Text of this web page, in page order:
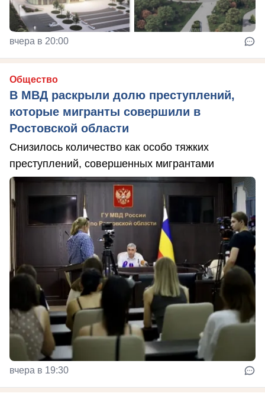
вчера в 20:00
Общество
В МВД раскрыли долю преступлений,
которые мигранты совершили в
Ростовской области
Снизилось количество как особо тяжких
преступлений, совершенных мигрантами
вчера в 19:30